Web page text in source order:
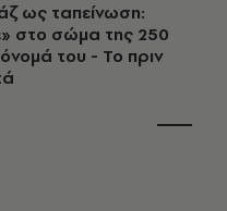
ως ταπείνωση:
στο σώμα της 250
του - Το πριν